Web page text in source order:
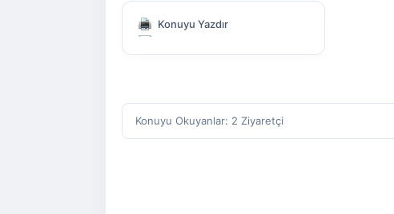
Konuyu Yazdır
Konuyu Okuyanlar: 2 Ziyaretçi